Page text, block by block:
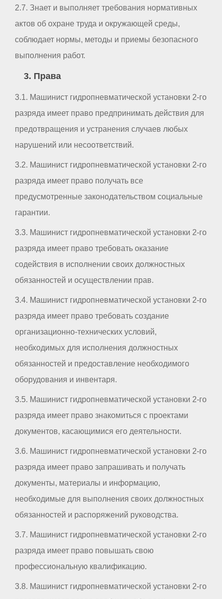
2.7. Знает и выполняет требования нормативных
актов об охране труда и окружающей среды,
соблюдает нормы, методы и приемы безопасного
выполнения работ.
3. Права
3.1. Машинист гидропневматической установки 2-го
разряда имеет право предпринимать действия для
предотвращения и устранения случаев любых
нарушений или несоответствий.
3.2. Машинист гидропневматической установки 2-го
разряда имеет право получать все
предусмотренные законодательством социальные
гарантии.
3.3. Машинист гидропневматической установки 2-го
разряда имеет право требовать оказание
содействия в исполнении своих должностных
обязанностей и осуществлении прав.
3.4. Машинист гидропневматической установки 2-го
разряда имеет право требовать создание
организационно-технических условий,
необходимых для исполнения должностных
обязанностей и предоставление необходимого
оборудования и инвентаря.
3.5. Машинист гидропневматической установки 2-го
разряда имеет право знакомиться с проектами
документов, касающимися его деятельности.
3.6. Машинист гидропневматической установки 2-го
разряда имеет право запрашивать и получать
документы, материалы и информацию,
необходимые для выполнения своих должностных
обязанностей и распоряжений руководства.
3.7. Машинист гидропневматической установки 2-го
разряда имеет право повышать свою
профессиональную квалификацию.
3.8. Машинист гидропневматической установки 2-го